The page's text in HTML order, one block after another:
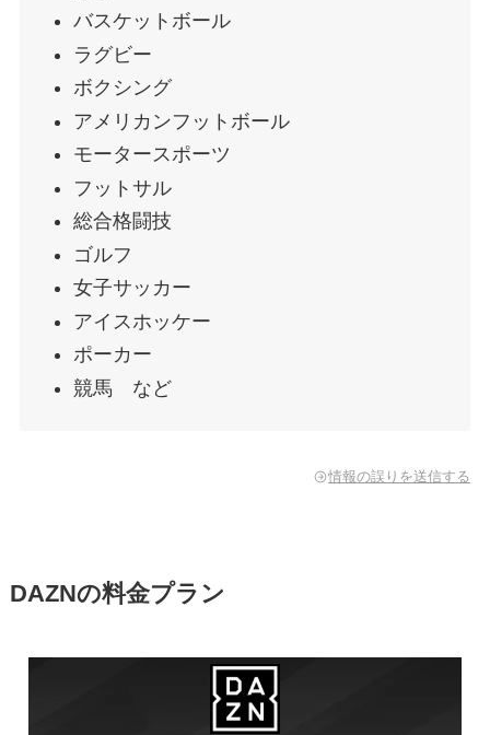
バスケットボール
ラグビー
ボクシング
アメリカンフットボール
モータースポーツ
フットサル
総合格闘技
ゴルフ
女子サッカー
アイスホッケー
ポーカー
競馬 など
情報の誤りを送信する
DAZNの料金プラン